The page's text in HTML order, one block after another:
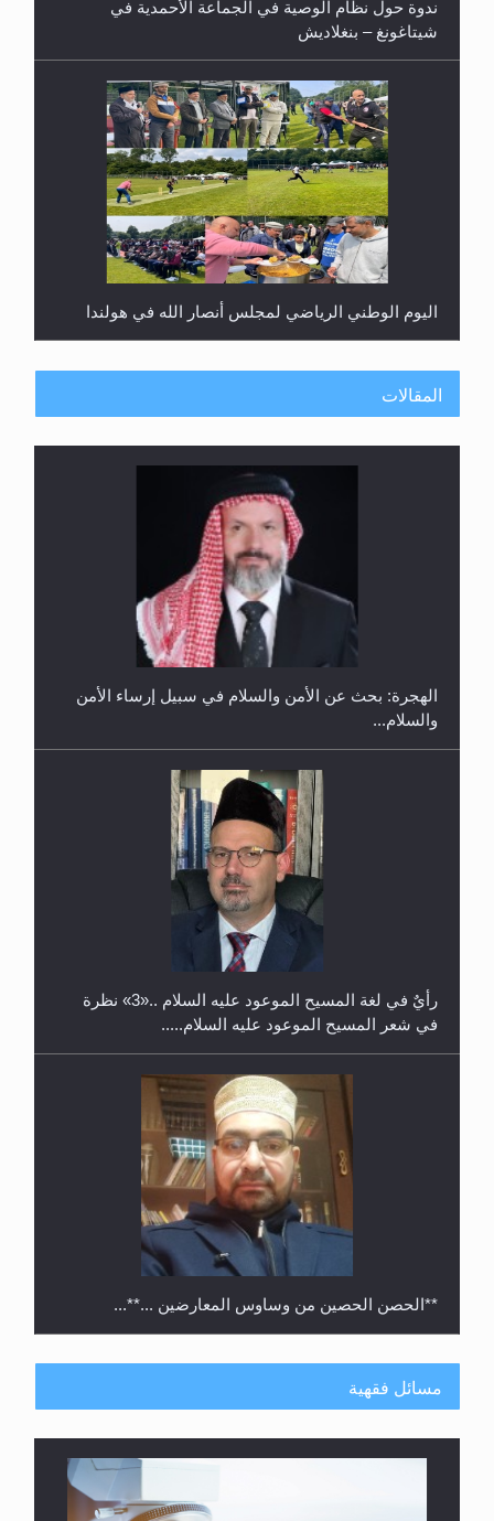
ندوة حول نظام الوصية في الجماعة الأحمدية في
شيتاغونغ – بنغلاديش
اليوم الوطني الرياضي لمجلس أنصار الله في هولندا
إتمام حفظ القرآن الكريم لثلاثة طلاب من مدرسة الحفظ
حفل توزيع الشهادات في الجامعة الأحمدية بنيجيريا لعام
المقالات
الهجرة: بحث عن الأمن والسلام في سبيل إرساء الأمن
والسلام...
رأيٌ في لغة المسيح الموعود عليه السلام ..«3» نظرة
في شعر المسيح الموعود عليه السلام.....
**الحصن الحصين من وساوس المعارضين ...**...
مسائل فقهية